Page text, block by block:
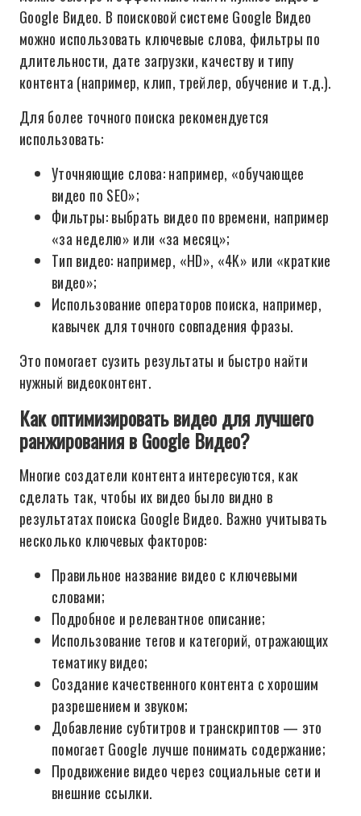
Google Видео. В поисковой системе Google Видео
можно использовать ключевые слова, фильтры по
длительности, дате загрузки, качеству и типу
контента (например, клип, трейлер, обучение и т.д.).
Для более точного поиска рекомендуется
использовать:
Уточняющие слова: например, «обучающее
видео по SEO»;
Фильтры: выбрать видео по времени, например
«за неделю» или «за месяц»;
Тип видео: например, «HD», «4K» или «краткие
видео»;
Использование операторов поиска, например,
кавычек для точного совпадения фразы.
Это помогает сузить результаты и быстро найти
нужный видеоконтент.
Как оптимизировать видео для лучшего
ранжирования в Google Видео?
Многие создатели контента интересуются, как
сделать так, чтобы их видео было видно в
результатах поиска Google Видео. Важно учитывать
несколько ключевых факторов:
Правильное название видео с ключевыми
словами;
Подробное и релевантное описание;
Использование тегов и категорий, отражающих
тематику видео;
Создание качественного контента с хорошим
разрешением и звуком;
Добавление субтитров и транскриптов — это
помогает Google лучше понимать содержание;
Продвижение видео через социальные сети и
внешние ссылки.